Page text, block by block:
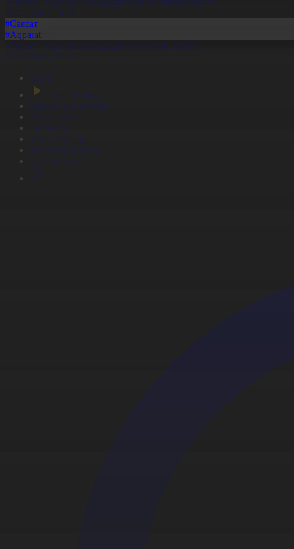
10.07.2026, 20:08
#Саясат
#Aqparat
«Әділет» партиясы кандидаттар тізімін бекітті
10.07.2026, 17:00
Басты
Тікелей эфир
Бағдарлама кестесі
Жаңалықтар
Жобалар
Телехикаялар
Мультсериалдар
Видеоархив